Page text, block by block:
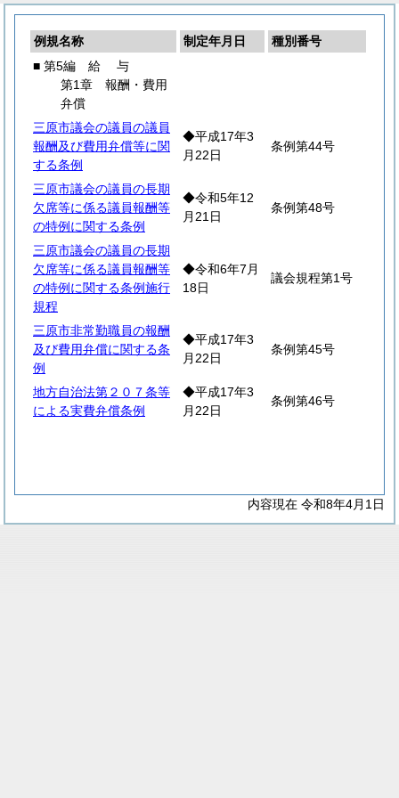
例規名称 制定年月日
種別番号
■ 第5編 給 与
第1章 報酬・費用
弁償
三原市議会の議員の議員
報酬及び費用弁償等に関
する条例
◆平成17年3
月22日
条例第44号
三原市議会の議員の長期
欠席等に係る議員報酬等
の特例に関する条例
◆令和5年12
月21日
条例第48号
三原市議会の議員の長期
欠席等に係る議員報酬等
の特例に関する条例施行
規程
◆令和6年7月
18日
議会規程第1号
三原市非常勤職員の報酬
及び費用弁償に関する条
例
◆平成17年3
月22日
条例第45号
地方自治法第２０７条等
による実費弁償条例
◆平成17年3
月22日
条例第46号
内容現在 令和8年4月1日